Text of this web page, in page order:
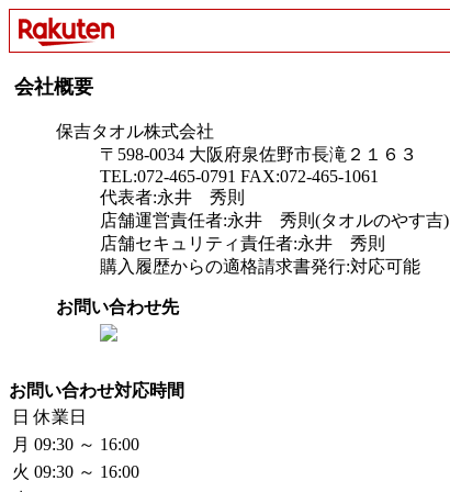
会社概要
保吉タオル株式会社
〒598-0034 大阪府泉佐野市長滝２１６３
TEL:072-465-0791 FAX:072-465-1061
代表者:永井 秀則
店舗運営責任者:永井 秀則(タオルのやす吉)
店舗セキュリティ責任者:永井 秀則
購入履歴からの適格請求書発行:対応可能
お問い合わせ先
お問い合わせ対応時間
日 休業日
月 09:30 ～ 16:00
火 09:30 ～ 16:00